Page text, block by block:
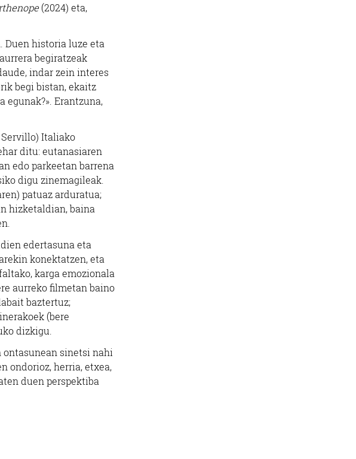
(2024) eta,
Duen historia luze eta
begiratzeak
indar zein interes
begi bistan, ekaitz
egunak?». Erantzuna,
Italiako
ditu: eutanasiaren
edo parkeetan barrena
digu zinemagileak.
patuaz arduratua;
hizketaldian, baina
edertasuna eta
konektatzen, eta
karga emozionala
aurreko filmetan baino
baztertuz;
(bere
dizkigu.
ontasunean sinetsi nahi
ondorioz, herria, etxea,
duen perspektiba